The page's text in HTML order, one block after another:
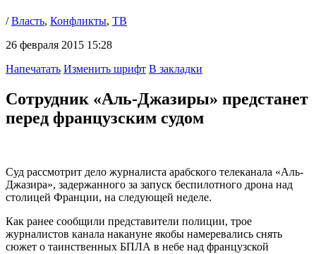
/Власть, Конфликты, ТВ
26 февраля 2015 15:28
Напечатать Изменить шрифт В закладки
Сотрудник «Аль-Джазиры» предстанет
перед французским судом
Суд рассмотрит дело журналиста арабского телеканала «Аль-
Джазира», задержанного за запуск беспилотного дрона над
столицей Франции, на следующей неделе.
Как ранее сообщили представители полиции, трое
журналистов канала накануне якобы намеревались снять
сюжет о таинственных БПЛА в небе над французской